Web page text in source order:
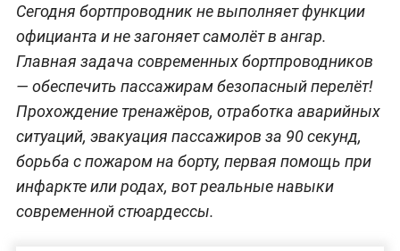
Сегодня бортпроводник не выполняет функции
официанта и не загоняет самолёт в ангар.
Главная задача современных бортпроводников
— обеспечить пассажирам безопасный перелёт!
Прохождение тренажёров, отработка аварийных
ситуаций, эвакуация пассажиров за 90 секунд,
борьба с пожаром на борту, первая помощь при
инфаркте или родах, вот реальные навыки
современной стюардессы.